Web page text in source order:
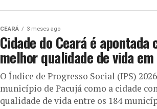
CEARÁ 3 meses ago
Cidade do Ceará é apontada
melhor qualidade de vida
O Índice de Progresso Social (IPS)
município de Pacujá como a cidade
qualidade de vida entre os 184